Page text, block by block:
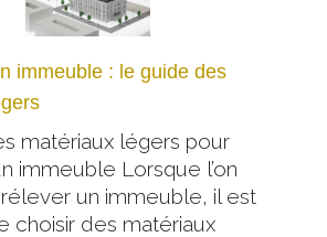
immeuble : le guide des
matériaux légers pour
immeuble Lorsque l’on
un immeuble, il est
choisir des matériaux